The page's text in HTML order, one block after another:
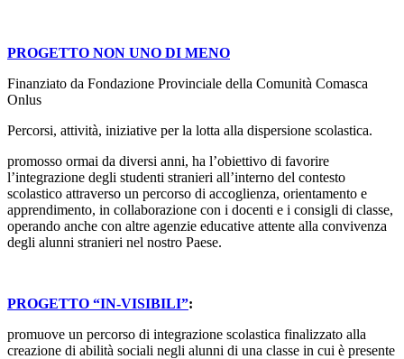
PROGETTO NON UNO DI MENO
Finanziato da Fondazione Provinciale della Comunità Comasca
Onlus
Percorsi, attività, iniziative per la lotta alla dispersione scolastica.
promosso ormai da diversi anni, ha l’obiettivo di favorire
l’integrazione degli studenti stranieri all’interno del contesto
scolastico attraverso un percorso di accoglienza, orientamento e
apprendimento, in collaborazione con i docenti e i consigli di classe,
operando anche con altre agenzie educative attente alla convivenza
degli alunni stranieri nel nostro Paese.
PROGETTO “IN-VISIBILI”:
promuove un percorso di integrazione scolastica finalizzato alla
creazione di abilità sociali negli alunni di una classe in cui è presente